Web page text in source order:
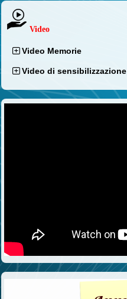
Video
Video Memorie
Video di sensibilizzazione